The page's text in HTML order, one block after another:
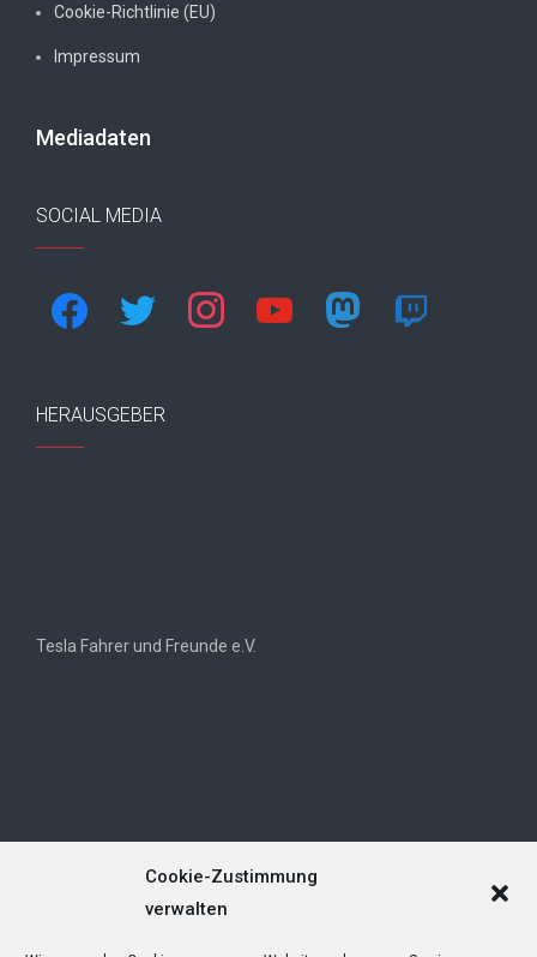
Cookie-Zustimmung
verwalten
Cookie-Richtlinie (EU)
Impressum
Mediadaten
SOCIAL MEDIA
facebook twitter instagram youtube mastodon twitch
HERAUSGEBER
Tesla Fahrer und Freunde e.V.